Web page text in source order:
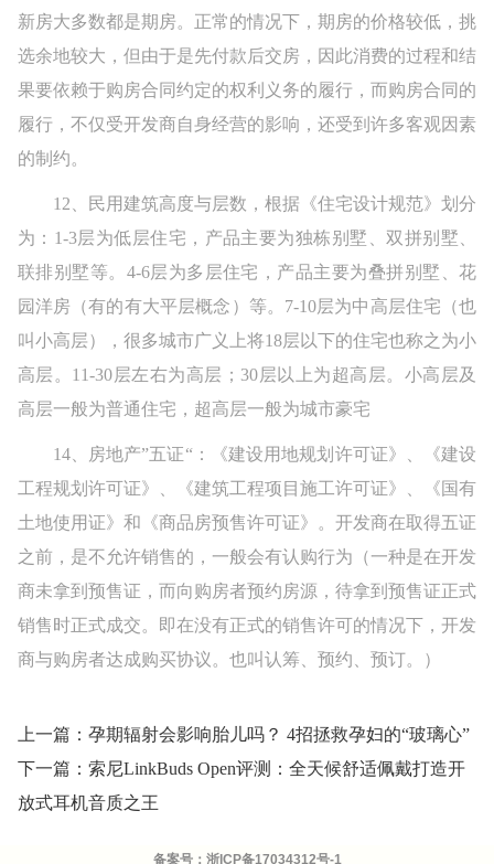
新房大多数都是期房。正常的情况下，期房的价格较低，挑
选余地较大，但由于是先付款后交房，因此消费的过程和结
果要依赖于购房合同约定的权利义务的履行，而购房合同的
履行，不仅受开发商自身经营的影响，还受到许多客观因素
的制约。
12、民用建筑高度与层数，根据《住宅设计规范》划分
为：1-3层为低层住宅，产品主要为独栋别墅、双拼别墅、
联排别墅等。4-6层为多层住宅，产品主要为叠拼别墅、花
园洋房（有的有大平层概念）等。7-10层为中高层住宅（也
叫小高层），很多城市广义上将18层以下的住宅也称之为小
高层。11-30层左右为高层；30层以上为超高层。小高层及
高层一般为普通住宅，超高层一般为城市豪宅
14、房地产”五证“：《建设用地规划许可证》、《建设
工程规划许可证》、《建筑工程项目施工许可证》、《国有
土地使用证》和《商品房预售许可证》。开发商在取得五证
之前，是不允许销售的，一般会有认购行为（一种是在开发
商未拿到预售证，而向购房者预约房源，待拿到预售证正式
销售时正式成交。即在没有正式的销售许可的情况下，开发
商与购房者达成购买协议。也叫认筹、预约、预订。）
上一篇：孕期辐射会影响胎儿吗？ 4招拯救孕妇的“玻璃心”
下一篇：索尼LinkBuds Open评测：全天候舒适佩戴打造开
放式耳机音质之王
备案号： 浙ICP备17034312号-1